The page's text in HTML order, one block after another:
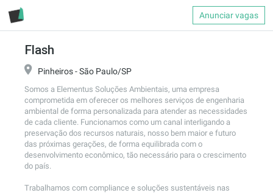
Anunciar vagas
Flash
Pinheiros - São Paulo/SP
Somos a Elementus Soluções Ambientais, uma empresa
comprometida em oferecer os melhores serviços de engenharia
ambiental de forma personalizada para atender as necessidades
de cada cliente. Funcionamos como um canal interligando a
preservação dos recursos naturais, nosso bem maior e futuro
das próximas gerações, de forma equilibrada com o
desenvolvimento econômico, tão necessário para o crescimento
do país.
Trabalhamos com compliance e soluções sustentáveis nas